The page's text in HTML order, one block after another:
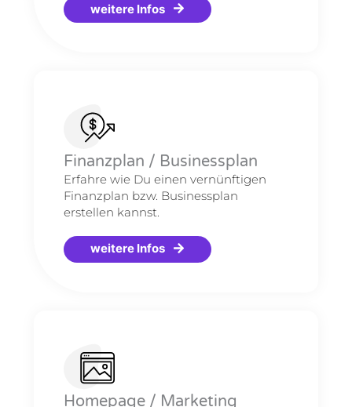
weitere Infos
Finanzplan / Businessplan
Erfahre wie Du einen vernünftigen
Finanzplan bzw. Businessplan
erstellen kannst.
weitere Infos
Homepage / Marketing